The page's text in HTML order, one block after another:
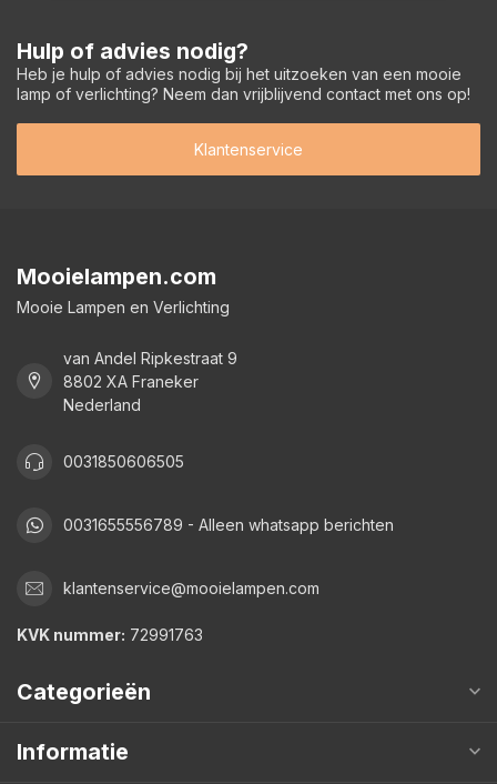
Hulp of advies nodig?
Heb je hulp of advies nodig bij het uitzoeken van een mooie
lamp of verlichting? Neem dan vrijblijvend contact met ons op!
Klantenservice
Mooielampen.com
Mooie Lampen en Verlichting
van Andel Ripkestraat 9
8802 XA Franeker
Nederland
0031850606505
0031655556789 - Alleen whatsapp berichten
klantenservice@mooielampen.com
KVK nummer: 72991763
Categorieën
Informatie